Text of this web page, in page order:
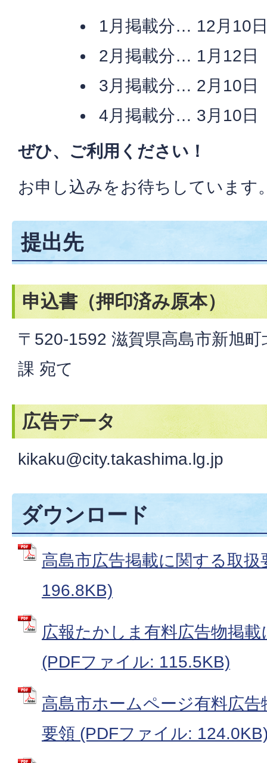
1月掲載分… 12月10
2月掲載分… 1月12日
3月掲載分… 2月10日
4月掲載分… 3月10日
ぜひ、ご利用ください！
お申し込みをお待ちしています
提出先
申込書（押印済み原本）
〒520-1592 滋賀県高島市新旭
課 宛て
広告データ
kikaku@city.takashima.lg.jp
ダウンロード
高島市広告掲載に関する取
196.8KB)
広報たかしま有料広告物掲
(PDFファイル: 115.5KB)
高島市ホームページ有料広
要領 (PDFファイル: